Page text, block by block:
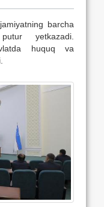
barcha
yetkazadi.
huquq va